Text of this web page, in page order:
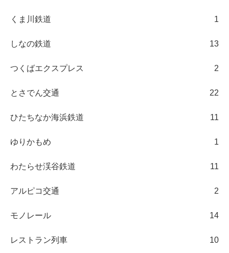
くま川鉄道 1
しなの鉄道 13
つくばエクスプレス 2
とさでん交通 22
ひたちなか海浜鉄道 11
ゆりかもめ 1
わたらせ渓谷鉄道 11
アルピコ交通 2
モノレール 14
レストラン列車 10